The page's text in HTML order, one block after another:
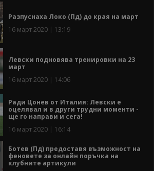
Разпуснаха Локо (Пд) до края на март
16 март 2020 | 13:19
Левски подновява тренировки на 23
март
16 март 2020 | 14:06
Ради Цонев от Италия: Левски е
оцелявал и в други трудни моменти -
ще го направи и сега!
16 март 2020 | 16:14
Ботев (Пд) предоставя възможност на
феновете за онлайн поръчка на
клубните артикули